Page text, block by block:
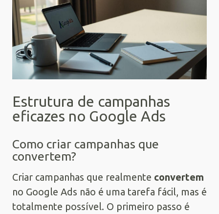
Estrutura de campanhas
eficazes no Google Ads
Como criar campanhas que
convertem?
Criar campanhas que realmente convertem
no Google Ads não é uma tarefa fácil, mas é
totalmente possível. O primeiro passo é